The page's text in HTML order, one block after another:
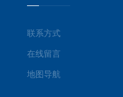
联系方式
在线留言
地图导航